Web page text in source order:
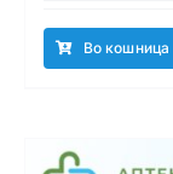
Во кошница